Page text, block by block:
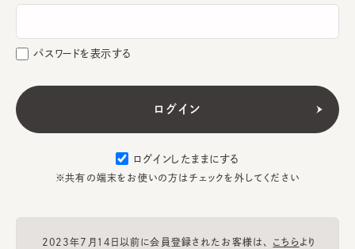
パスワードを表示する
ログインしたままにする
※共有の端末をお使いの方はチェックを外してください
2023年7月14日以前に会員登録されたお客様は、 こちらより